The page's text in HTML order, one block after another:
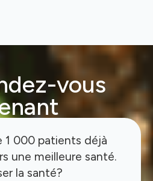
vous
1 000 patients déjà
une meilleure santé.
la santé?